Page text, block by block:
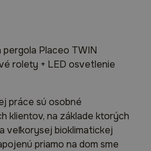
pergola Placeo TWIN
rolety + LED osvetlenie
práce sú osobné
klientov, na základe ktorých
veľkorysej bioklimatickej
priamo na dom sme